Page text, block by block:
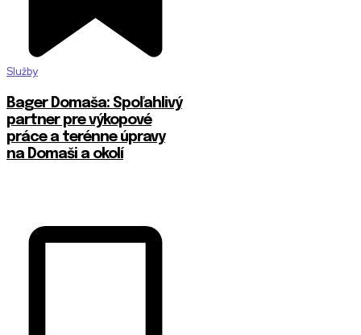
Služby
Bager Domaša: Spoľahlivý
partner pre výkopové
práce a terénne úpravy
na Domaši a okolí